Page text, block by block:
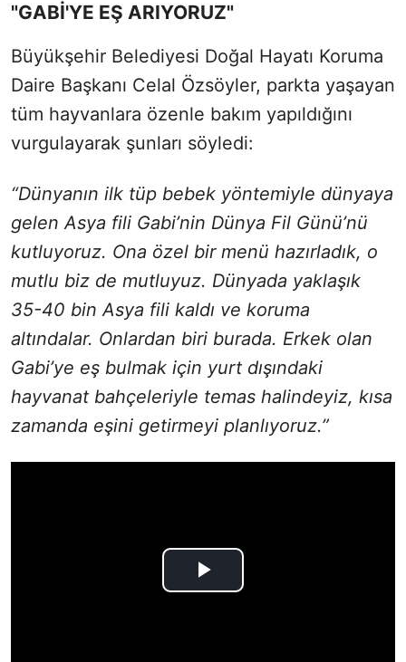
"GABİ'YE EŞ ARIYORUZ"
Büyükşehir Belediyesi Doğal Hayatı Koruma
Daire Başkanı Celal Özsöyler, parkta yaşayan
tüm hayvanlara özenle bakım yapıldığını
vurgulayarak şunları söyledi:
“Dünyanın ilk tüp bebek yöntemiyle dünyaya
gelen Asya fili Gabi’nin Dünya Fil Günü’nü
kutluyoruz. Ona özel bir menü hazırladık, o
mutlu biz de mutluyuz. Dünyada yaklaşık
35-40 bin Asya fili kaldı ve koruma
altındalar. Onlardan biri burada. Erkek olan
Gabi’ye eş bulmak için yurt dışındaki
hayvanat bahçeleriyle temas halindeyiz, kısa
zamanda eşini getirmeyi planlıyoruz.”